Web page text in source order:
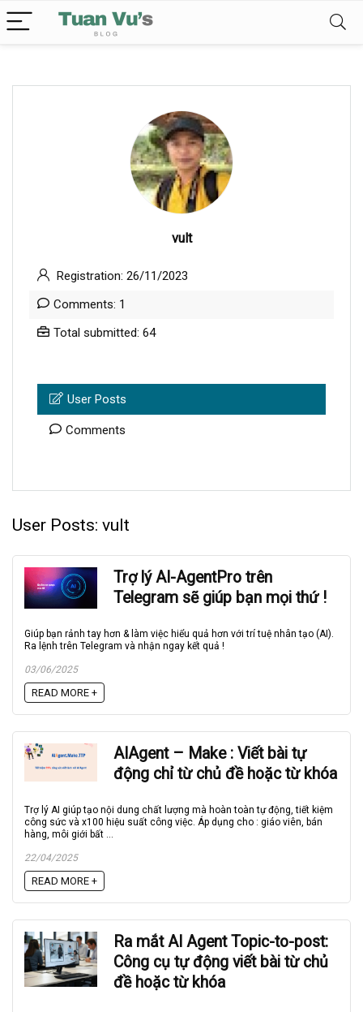
vult
Registration: 26/11/2023
Comments: 1
Total submitted: 64
User Posts
Comments
User Posts: vult
Trợ lý AI-AgentPro trên
Telegram sẽ giúp bạn mọi thứ !
Giúp bạn rảnh tay hơn & làm việc hiểu quả hơn với trí tuệ nhân tạo (AI).
Ra lệnh trên Telegram và nhận ngay kết quả !
03/06/2025
READ MORE +
AIAgent – Make : Viết bài tự
động chỉ từ chủ đề hoặc từ khóa
Trợ lý AI giúp tạo nội dung chất lượng mà hoàn toàn tự động, tiết kiệm
công sức và x100 hiệu suất công việc. Áp dụng cho : giáo viên, bán
hàng, môi giới bất ...
22/04/2025
READ MORE +
Ra mắt AI Agent Topic-to-post:
Công cụ tự động viết bài từ chủ
đề hoặc từ khóa